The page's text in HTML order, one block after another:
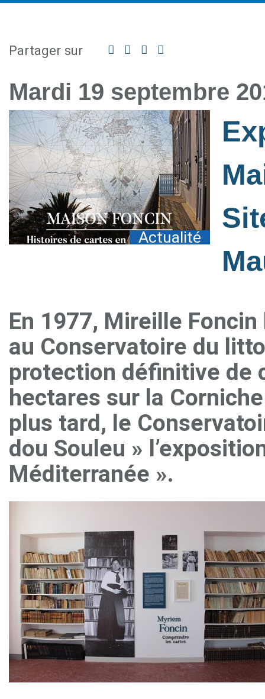
Partager sur Facebook
TwitterLinkedin
Mardi 19 septembre
Actualité
En 1977, Mireille
au Conservatoire du
protection définitive de
hectares sur la
plus tard, le
dou Souleu »
Méditerranée ».